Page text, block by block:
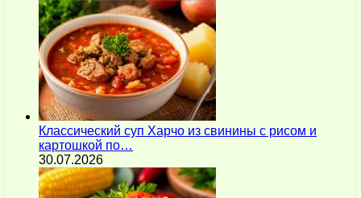
Классический суп Харчо из свинины с рисом и
картошкой по…
30.07.2026